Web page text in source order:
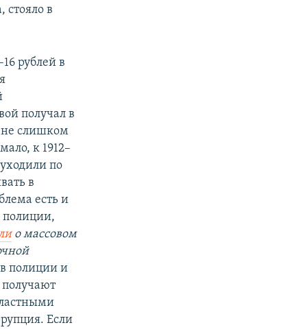
стояло в
рублей в
получал в
не слишком
к 1912–
по
в
есть и
полиции,
о массовом
полиции и
Если